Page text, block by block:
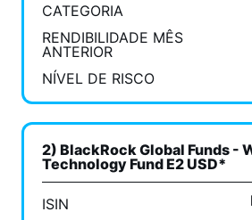
CATEGORIA
RENDIBILIDADE MÊS
ANTERIOR
NÍVEL DE RISCO
2) BlackRock Global Funds -
Technology Fund E2 USD*
ISIN